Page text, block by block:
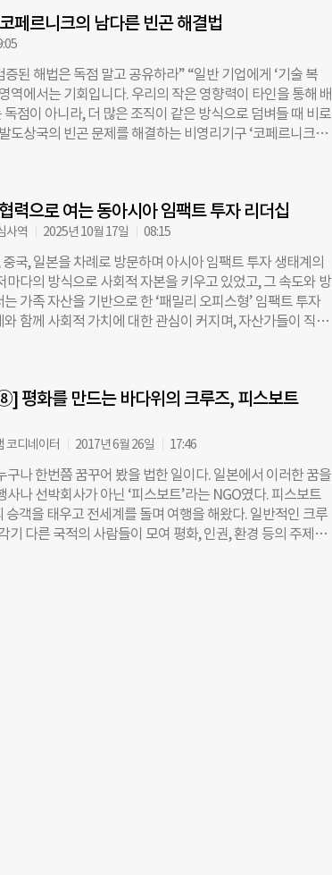
롯데는 지난해
자인 장 학장과 데이터 과학정책 전문가인 시치조 나오히로
국 책임자다. GCSC는 가천대학교 스타트업칼리지와 일본
언스 학부가 공동 주최하는 글로벌 창업 캠프다. 올해는
, 신한은행의 후원으로 진행됐다. 최근 스타트업 생태계의
중되고 있다. 이제 창업 교육도 ‘유니콘 기업(기업가치 1조
서 나아가, 복잡한 사회 문제를 해결할 ‘체인지 메이커
향으로 전환돼야 한다는 목소리가 커지고 있는 것이다. 실제
위해 한국과 일본의 두 대학이 손을 맞잡았다. ◇ 실리콘밸
해야 글로벌도 통한다” 가천대학교 스타트업칼리지(가천
Startup Camp)’를 만들었다. 가천코코네스쿨은 2022
페르니크의 남다른 빈곤 해결법
된 해법은 독점 말고 공유하라” “일반 기업에게 ‘기술 복
역에서는 기회입니다. 우리의 작은 영향력이 타인을 통해 배
점이 아니라, 더 많은 조직이 같은 방식으로 덤벼들 때 비로
도상국의 빈곤 문제를 해결하는 비영리기구 ‘코페르니크
며 이같이 말했다. ◇ UN에서 ‘라스트 마일’로 떠난 이유
유엔개발계획(UNDP)에서 근무하며 동티모르, 인도네시아,
장을 누비면서 거대 조직의 한계를 체감했다. 그는 “대규
만, 의사결정이 느리고 관료적이며 외부의 새로운 아이디
람들의 삶을 더 직접적으로 개선하지 못한다는 무력감을
고 빠른 임팩트’를 갈망했던 그는 2009년, 아내 에와 워이
인도네시아 발리에 코페르니크를 설립했다. 목표는 전기,
유 램프 대신 낮 동안 태양광으로 충전해 밤에 연기 없이
많은 땔감과 유해 연기를 발생시키던
력으로 여는 동아시아 임팩트 투자 리더십
사역 2025년 10월 17일 08:15
국, 일본을 차례로 방문하며 아시아 임팩트 투자 생태계의
마다의 방식으로 사회적 자본을 키우고 있었고, 그 속도와 방
가족 자산을 기반으로 한 ‘패밀리 오피스형’ 임팩트 투자
함께 사회적 가치에 대한 관심이 커지며, 자산가들이 직접
서 민간 투자자와 패밀리 오피스가 잇달아 등장하며, 싱가포
로 부상했다. 중국은 제조업 기반과 기술 집적도를 바탕으
장하고 있었다. 재생에너지, 배터리, 전기차를 중심으로 한
은 서로 다른 모델로 임팩트 투자 생태계를 키워가고 있다.
또 다른 곳은 제도적 자본의 장기성과 안정성이, 또 다른 곳
의 성장 동력이 되고 있었다. 이러한 다양한 강점이 맞물릴
와 성장의 축을 만들어낼 수 있다. ◇ 한국과 일본, 같은 사회
평화를 만드는 바다위의 크루즈, 피스보트
코디네이터 2017년 6월 26일 17:46
구나 한번쯤 꿈꾸어 봤을 법한 일이다. 일본에서 이러한 꿈을
나 선박회사가 아닌 ‘피스보트’라는 NGO였다. 피스보트
승객을 태우고 전세계를 돌며 여행을 해왔다. 일반적인 크루
기 다른 국적의 사람들이 모여 평화, 인권, 환경 등의 주제를